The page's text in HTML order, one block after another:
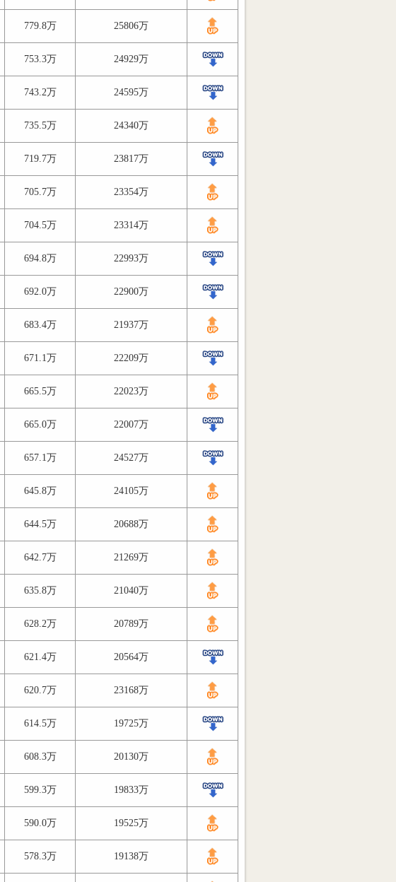
779.8万 25806万
753.3万 24929万
743.2万 24595万
735.5万 24340万
719.7万 23817万
705.7万 23354万
704.5万 23314万
694.8万 22993万
692.0万 22900万
683.4万 21937万
671.1万 22209万
665.5万 22023万
665.0万 22007万
657.1万 24527万
645.8万 24105万
644.5万 20688万
642.7万 21269万
635.8万 21040万
628.2万 20789万
621.4万 20564万
620.7万 23168万
614.5万 19725万
608.3万 20130万
599.3万 19833万
590.0万 19525万
578.3万 19138万